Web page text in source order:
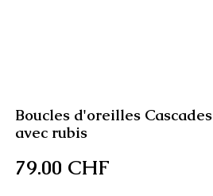
Boucles d'oreilles Cascades
avec rubis
79.00 CHF